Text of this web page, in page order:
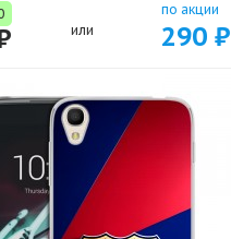
или
по акции
290 ₽